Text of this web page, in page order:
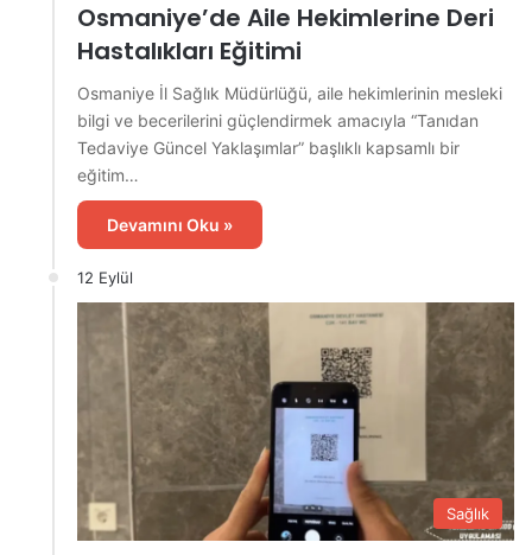
Osmaniye’de Aile Hekimlerine Deri
Hastalıkları Eğitimi
Osmaniye İl Sağlık Müdürlüğü, aile hekimlerinin mesleki
bilgi ve becerilerini güçlendirmek amacıyla “Tanıdan
Tedaviye Güncel Yaklaşımlar” başlıklı kapsamlı bir
eğitim…
Devamını Oku »
12 Eylül
Sağlık